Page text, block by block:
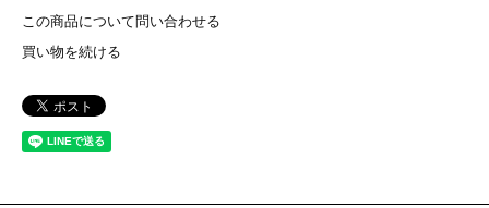
この商品について問い合わせる
買い物を続ける